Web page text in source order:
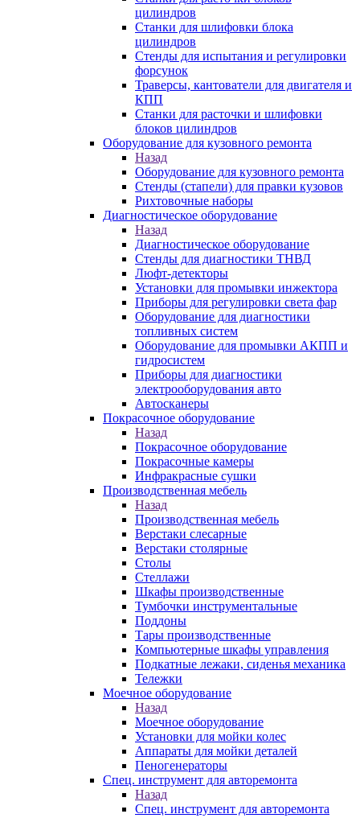
цилиндров
Станки для шлифовки блока
цилиндров
Стенды для испытания и регулировки
форсунок
Траверсы, кантователи для двигателя и
КПП
Станки для расточки и шлифовки
блоков цилиндров
Оборудование для кузовного ремонта
Назад
Оборудование для кузовного ремонта
Стенды (стапели) для правки кузовов
Рихтовочные наборы
Диагностическое оборудование
Назад
Диагностическое оборудование
Стенды для диагностики ТНВД
Люфт-детекторы
Установки для промывки инжектора
Приборы для регулировки света фар
Оборудование для диагностики
топливных систем
Оборудование для промывки АКПП и
гидросистем
Приборы для диагностики
электрооборудования авто
Автосканеры
Покрасочное оборудование
Назад
Покрасочное оборудование
Покрасочные камеры
Инфракрасные сушки
Производственная мебель
Назад
Производственная мебель
Верстаки слесарные
Верстаки столярные
Столы
Стеллажи
Шкафы производственные
Тумбочки инструментальные
Поддоны
Тары производственные
Компьютерные шкафы управления
Подкатные лежаки, сиденья механика
Тележки
Моечное оборудование
Назад
Моечное оборудование
Установки для мойки колес
Аппараты для мойки деталей
Пеногенераторы
Спец. инструмент для авторемонта
Назад
Спец. инструмент для авторемонта